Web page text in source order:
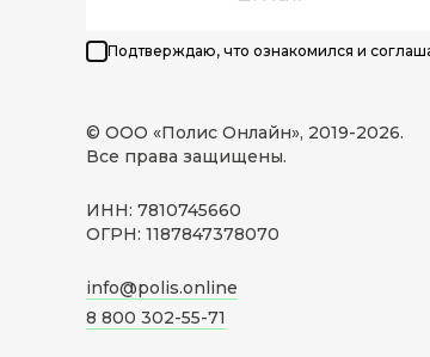
Подтверждаю, что ознакомился и
© ООО «Полис Онлайн», 2019-2026.
Все права защищены.
ИНН: 7810745660
ОГРН: 1187847378070
info@polis.online
8 800 302-55-71